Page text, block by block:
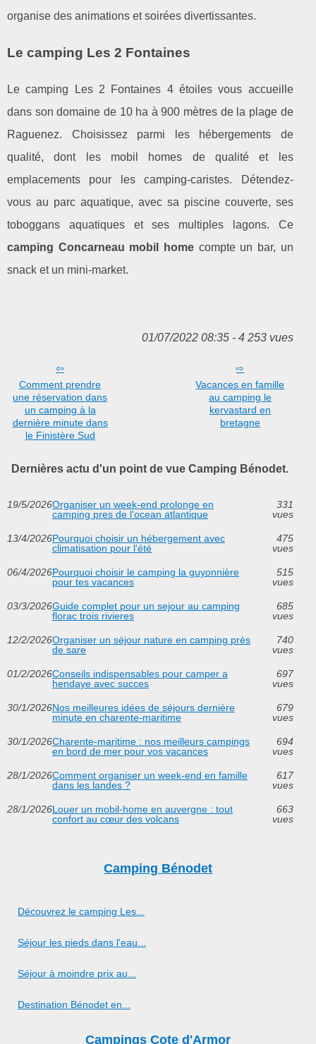
organise des animations et soirées divertissantes.
Le camping Les 2 Fontaines
Le camping Les 2 Fontaines 4 étoiles vous accueille
dans son domaine de 10 ha à 900 mètres de la plage de
Raguenez. Choisissez parmi les hébergements de
qualité, dont les mobil homes de qualité et les
emplacements pour les camping-caristes. Détendez-
vous au parc aquatique, avec sa piscine couverte, ses
toboggans aquatiques et ses multiples lagons. Ce
camping Concarneau mobil homecompte un bar, un
snack et un mini-market.
01/07/2022 08:35 - 4 253 vues
Comment prendre
une réservation dans
un camping à la
dernière minute dans
le Finistère Sud
Vacances en famille
au camping le
kervastard en
bretagne
Dernières actu d'un point de vue Camping Bénodet.
19/5/2026Organiser un week-end prolonge en
camping pres de l'ocean atlantique
331
vues
13/4/2026Pourquoi choisir un hébergement avec
climatisation pour l'été
475
vues
06/4/2026Pourquoi choisir le camping la guyonnière
pour tes vacances
515
vues
03/3/2026Guide complet pour un sejour au camping
florac trois rivieres
685
vues
12/2/2026Organiser un séjour nature en camping près
de sare
740
vues
01/2/2026Conseils indispensables pour camper a
hendaye avec succes
697
vues
30/1/2026Nos meilleures idées de séjours dernière
minute en charente-maritime
679
vues
30/1/2026Charente-maritime : nos meilleurs campings
en bord de mer pour vos vacances
694
vues
28/1/2026Comment organiser un week-end en famille
dans les landes ?
617
vues
28/1/2026Louer un mobil-home en auvergne : tout
confort au cœur des volcans
663
vues
Camping Bénodet
Découvrez le camping Les...
Séjour les pieds dans l'eau...
Séjour à moindre prix au...
Destination Bénodet en...
Campings Cote d'Armor